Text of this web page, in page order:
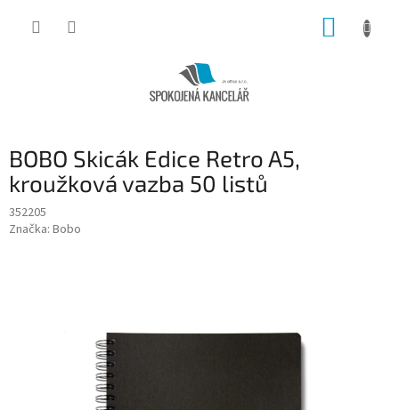
BOBO Skicák Edice Retro A5,
kroužková vazba 50 listů
352205
Značka: Bobo